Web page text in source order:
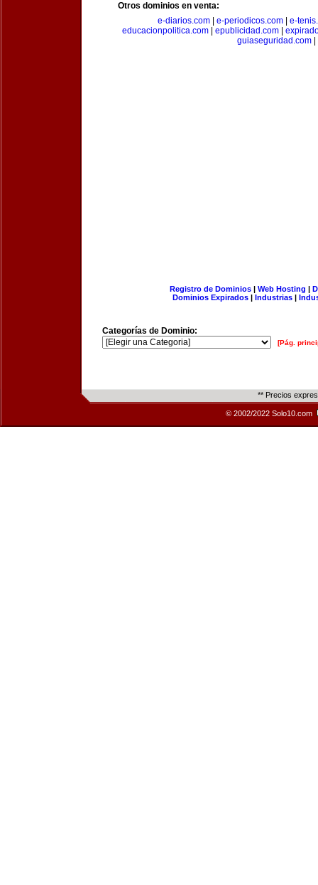
Otros dominios en venta:
e-diarios.com
e-periodicos.com
e-
educacionpolitica.com
epublicidad.com
guiaseguridad.com|
Registro de Dominios| Web Hosting |
Dominios Expirados | Industrias |
Categorías de Dominio:
[Pág.
** Precios
© 2002/2022 Solo10.com